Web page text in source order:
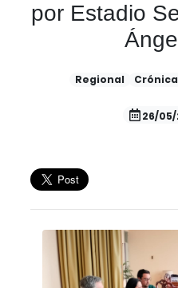
por Estadio
Regional Crónica
26/